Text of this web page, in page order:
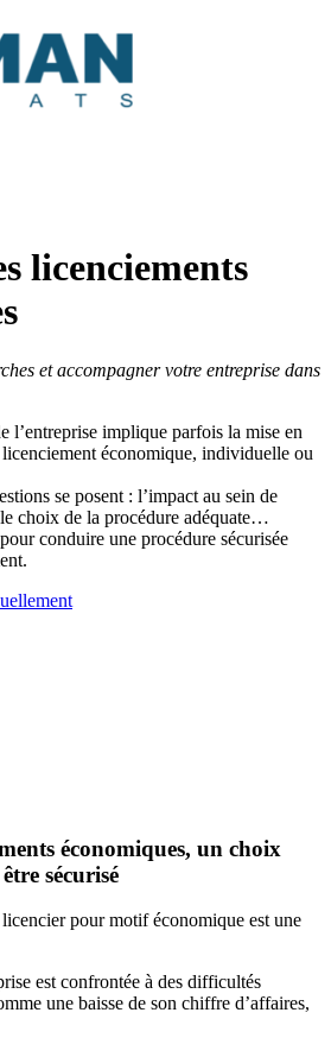
licenciements
et accompagner votre entreprise dans
l’entreprise implique parfois la mise en
licenciement économique, individuelle ou
se posent : l’impact au sein de
choix de la procédure adéquate…
conduire une procédure sécurisée
économiques, un choix
sécurisé
pour motif économique est une
est confrontée à des difficultés
une baisse de son chiffre d’affaires,